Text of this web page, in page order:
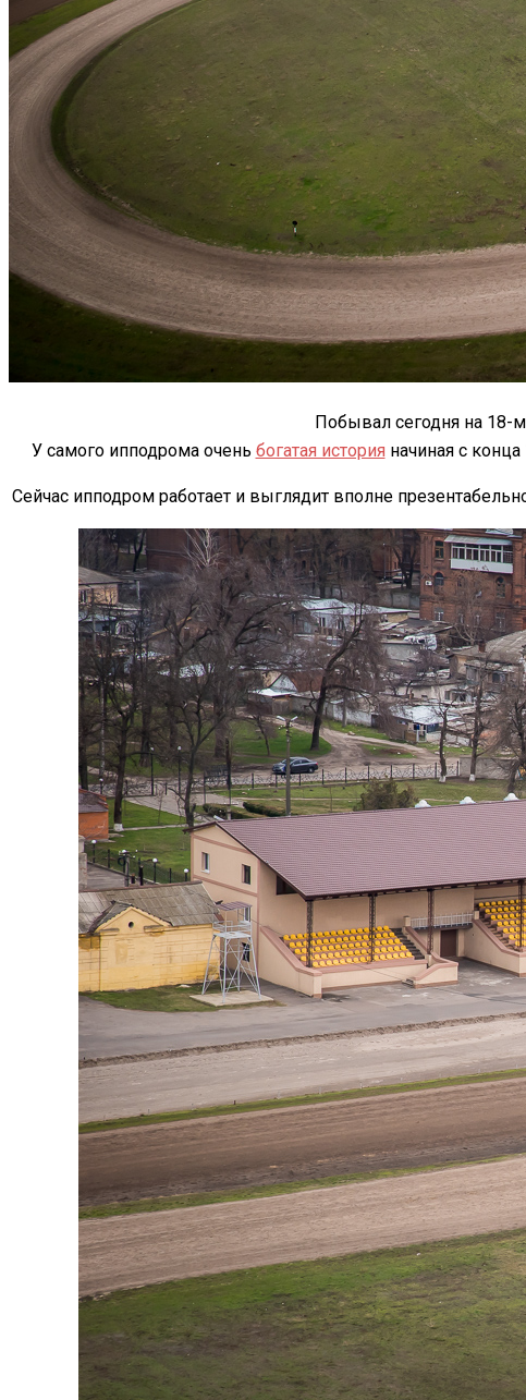
Побывал сегодня на 18-
У самого ипподрома очень богатая история начиная с
Сейчас ипподром работает и выглядит вполне